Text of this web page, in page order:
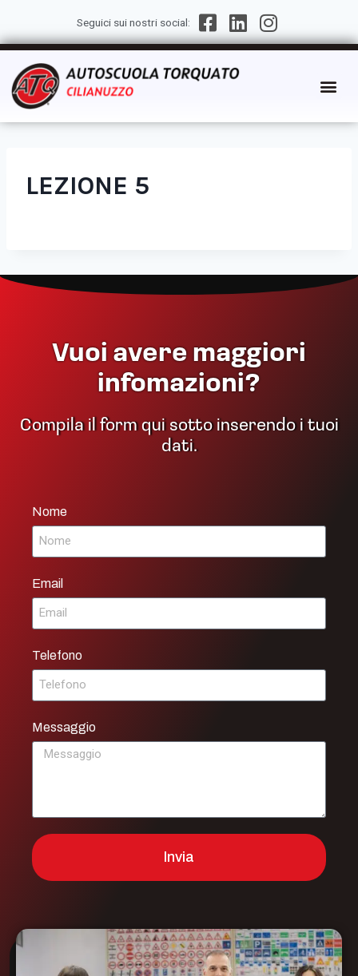
Seguici sui nostri social:
LEZIONE 5
Vuoi avere maggiori
infomazioni?
Compila il form qui sotto inserendo i tuoi
dati.
Nome
Email
Telefono
Messaggio
Invia